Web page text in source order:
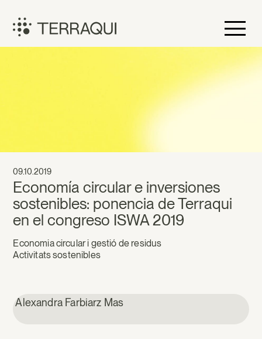
contingut
Terraqui
Economía circular e inversiones
sostenibles: ponencia de Terraqui
en el congreso ISWA 2019
09.10.2019
Economia circular i gestió de residus
Activitats sostenibles
Alexandra Farbiarz Mas